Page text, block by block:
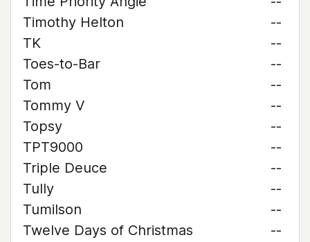
Timothy Helton
--
TK
--
Toes-to-Bar
--
Tom
--
Tommy V
--
Topsy
--
TPT9000
--
Triple Deuce
--
Tully
--
Tumilson
--
Twelve Days of Christmas
--